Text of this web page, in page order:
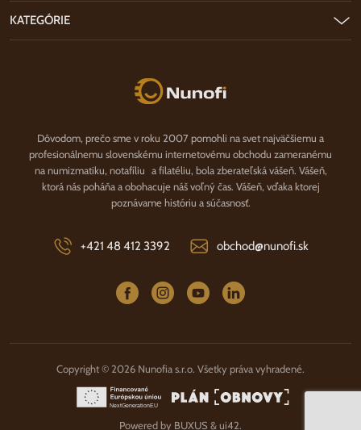
Nunofi.sk
Dôvodom, prečo sme v roku 2007 pomohli na svet najväčšiemu a
profesionálnemu slovenskému internetovému obchodu zameranému
na numizmatiku, notafíliu a filatéliu, bola zberateľská vášeň. Vášeň,
ktorá nás poháňa a obohacuje náš voľný čas. Vášeň, vďaka ktorej
poznávame históriu a súčasnosť.
+421 48 412 3392 obchod@nunofi.sk
KATEGÓRIE
Copyright © 2026 Nunofia s.r.o. Všetky práva vyhradené.
Powered by BUXUS &ui42.